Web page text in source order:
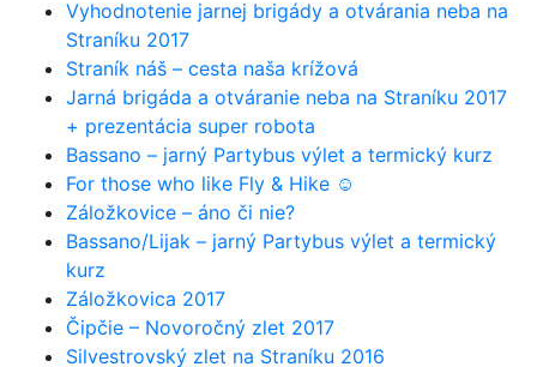
Vyhodnotenie jarnej brigády a otvárania neba na
Straníku 2017
Straník náš – cesta naša krížová
Jarná brigáda a otváranie neba na Straníku 2017
+ prezentácia super robota
Bassano – jarný Partybus výlet a termický kurz
For those who like Fly & Hike ☺
Záložkovice – áno či nie?
Bassano/Lijak – jarný Partybus výlet a termický
kurz
Záložkovica 2017
Čipčie – Novoročný zlet 2017
Silvestrovský zlet na Straníku 2016